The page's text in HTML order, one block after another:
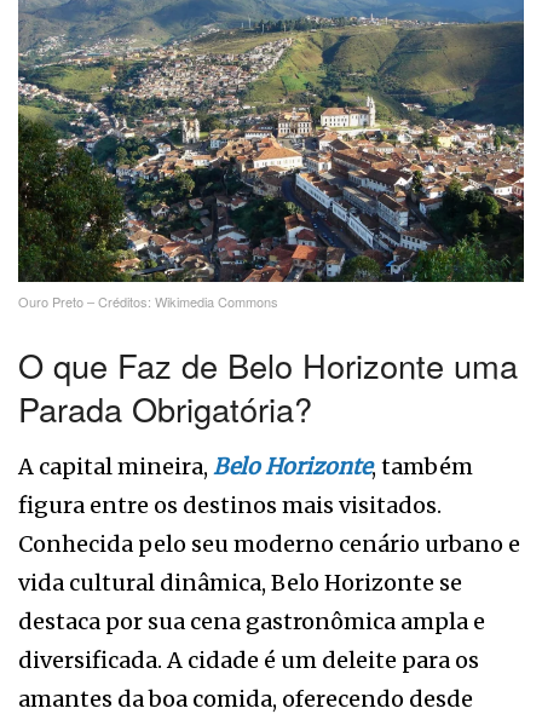
Ouro Preto – Créditos: Wikimedia Commons
O que Faz de Belo Horizonte uma
Parada Obrigatória?
A capital mineira, Belo Horizonte, também
figura entre os destinos mais visitados.
Conhecida pelo seu moderno cenário urbano e
vida cultural dinâmica, Belo Horizonte se
destaca por sua cena gastronômica ampla e
diversificada. A cidade é um deleite para os
amantes da boa comida, oferecendo desde